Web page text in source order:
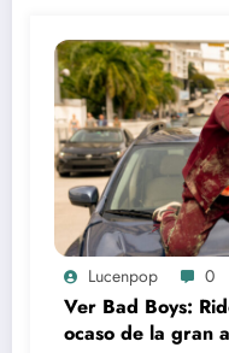
Lucenpop 0
Ver Bad Boys:
ocaso de la gran